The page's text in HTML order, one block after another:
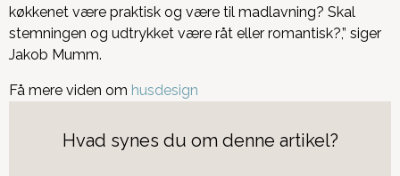
køkkenet være praktisk og være til madlavning? Skal
stemningen og udtrykket være råt eller romantisk?,” siger
Jakob Mumm.
Få mere viden om husdesign
Hvad synes du om denne artikel?